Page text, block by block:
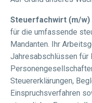
Steuerfachwirt (m/w)
für die umfassende
Mandanten. Ihr
Jahresabschlüssen für
Steuererklärungen,
Einspruchsverfahren